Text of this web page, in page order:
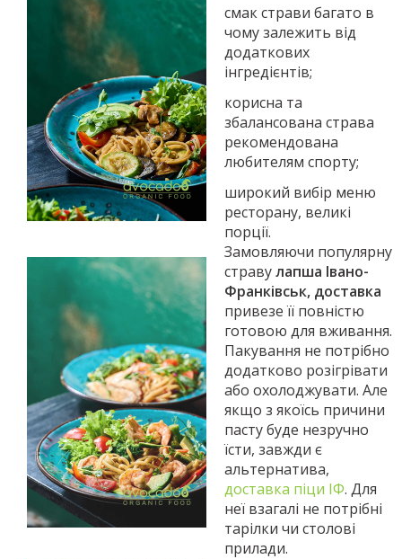
смак страви багато в
чому залежить від
додаткових
інгредієнтів;
корисна та
збалансована страва
рекомендована
любителям спорту;
широкий вибір меню
ресторану, великі
порції.
Замовляючи популярну
стравулапша Івано-
Франківськ, доставка
привезе її повністю
готовою для вживання.
Пакування не потрібно
додатково розігрівати
або охолоджувати. Але
якщо з якоїсь причини
пасту буде незручно
їсти, завжди є
альтернатива,
доставка піци ІФ. Для
неї взагалі не потрібні
тарілки чи столові
прилади.